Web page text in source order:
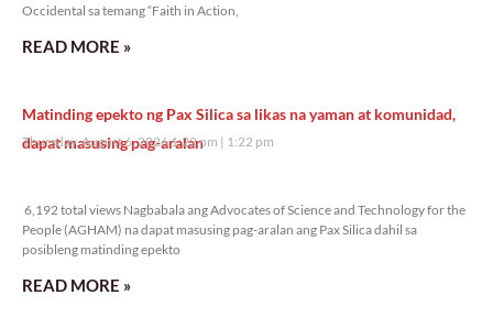
Occidental sa temang “Faith in Action,
READ MORE »
Matinding epekto ng Pax Silica sa likas na yaman at komunidad,
dapat masusing pag-aralan
Thursday, August 6, 2026 1:22 pm 1:22 pm
6,192 total views Nagbabala ang Advocates of Science and Technology for the
People (AGHAM) na dapat masusing pag-aralan ang Pax Silica dahil sa
posibleng matinding epekto
READ MORE »